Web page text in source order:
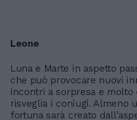
Leone
Luna e Marte in aspetto
che può provocare nuovi
incontri a sorpresa e molto
risveglia i coniugi. Almeno
fortuna sarà creato